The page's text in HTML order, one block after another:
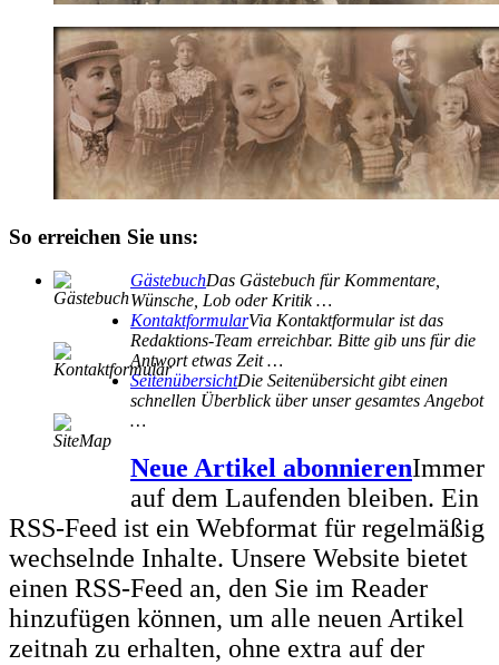
So erreichen Sie uns:
GästebuchDas Gästebuch für Kommentare,
Wünsche, Lob oder Kritik …
KontaktformularVia Kontaktformular ist das
Redaktions-Team erreichbar. Bitte gib uns für die
Antwort etwas Zeit …
SeitenübersichtDie Seitenübersicht gibt einen
schnellen Überblick über unser gesamtes Angebot
…
Neue Artikel abonnierenImmer
auf dem Laufenden bleiben. Ein
RSS-Feed ist ein Webformat für regelmäßig
wechselnde Inhalte. Unsere Website bietet
einen RSS-Feed an, den Sie im Reader
hinzufügen können, um alle neuen Artikel
zeitnah zu erhalten, ohne extra auf der